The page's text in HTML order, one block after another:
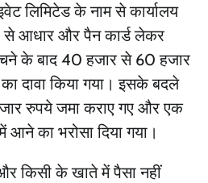
लिमिटेड के नाम से कार्यालय
से आधार और पैन कार्ड लेकर
के बाद 40 हजार से 60 हजार
दावा किया गया। इसके बदले
रुपये जमा कराए गए और एक
आने का भरोसा दिया गया।
किसी के खाते में पैसा नहीं